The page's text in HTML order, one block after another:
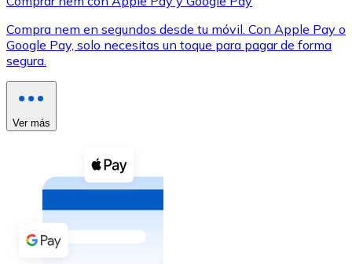
XRP
XRP
Ver todo
Compra criptomonedas con efectivo en tu tienda más
Comprar con efectivo
Transferencia SEPA
Compra nem en segundos desde tu móvil. Con Apple Pay o
Google Pay, solo necesitas un toque para pagar de forma
segura.
Ver más